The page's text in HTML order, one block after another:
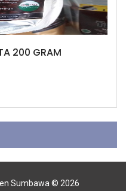
200 GRAM
Sumbawa © 2026